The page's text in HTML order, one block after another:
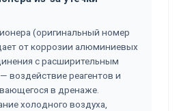
(оригинальный номер
от коррозии алюминиевых
с расширительным
воздействие реагентов и
в дренаже.
холодного воздуха,